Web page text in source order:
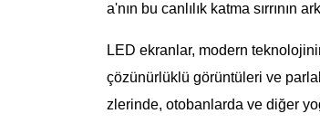
a'nın bu canlılık katma
LED ekranlar, modern
çözünürlüklü görüntüleri ve
zlerinde, otobanlarda ve diğer